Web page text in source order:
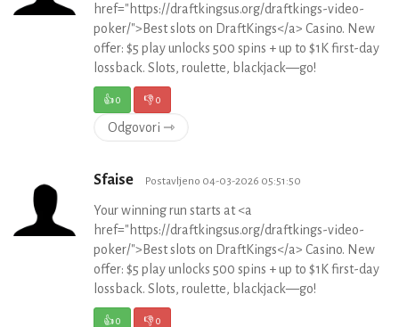
href="https://draftkingsus.org/draftkings-video-
poker/">Best slots on DraftKings</a> Casino. New
offer: $5 play unlocks 500 spins + up to $1K first-day
lossback. Slots, roulette, blackjack—go!
👍0 👎0
Odgovori ⇾
Sfaise Postavljeno 04-03-2026 05:51:50
Your winning run starts at <a
href="https://draftkingsus.org/draftkings-video-
poker/">Best slots on DraftKings</a> Casino. New
offer: $5 play unlocks 500 spins + up to $1K first-day
lossback. Slots, roulette, blackjack—go!
👍0 👎0